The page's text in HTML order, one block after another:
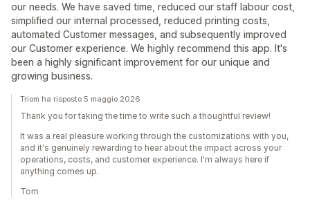
our needs. We have saved time, reduced our staff labour cost,
simplified our internal processed, reduced printing costs,
automated Customer messages, and subsequently improved
our Customer experience. We highly recommend this app. It's
been a highly significant improvement for our unique and
growing business.
Triom ha risposto 5 maggio 2026
Thank you for taking the time to write such a thoughtful review!
It was a real pleasure working through the customizations with you,
and it's genuinely rewarding to hear about the impact across your
operations, costs, and customer experience. I'm always here if
anything comes up.
Tom